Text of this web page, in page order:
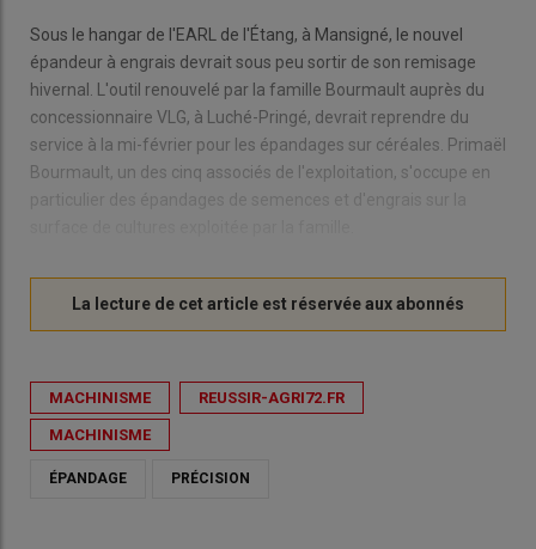
Sous le hangar de l'EARL de l'Étang, à Mansigné, le nouvel
épandeur à engrais devrait sous peu sortir de son remisage
hivernal. L'outil renouvelé par la famille Bourmault auprès du
concessionnaire VLG, à Luché-Pringé, devrait reprendre du
service à la mi-février pour les épandages sur céréales. Primaël
Bourmault, un des cinq associés de l'exploitation, s'occupe en
particulier des épandages de semences et d'engrais sur la
MACHINISME REUSSIR-AGRI72.FR
MACHINISME
ÉPANDAGE PRÉCISION